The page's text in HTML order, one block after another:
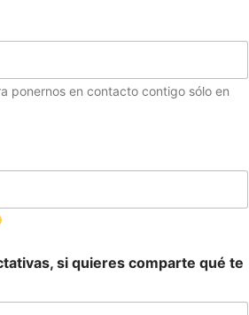
ponernos en contacto contigo sólo en
si quieres comparte qué te